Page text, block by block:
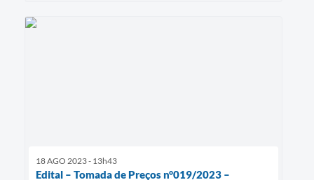
18 AGO 2023 - 13h43
Edital – Tomada de Preços n°019/2023 –